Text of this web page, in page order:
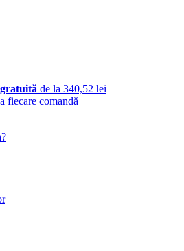
de la 340,52 lei
fiecare comandă